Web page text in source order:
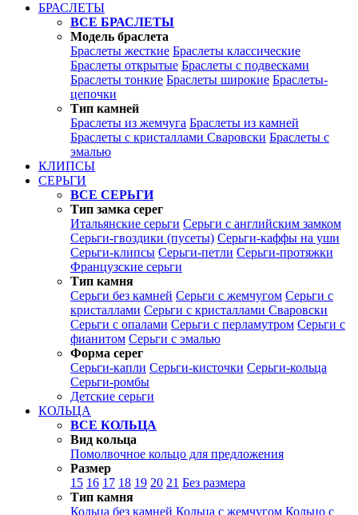
БРАСЛЕТЫ
ВСЕ БРАСЛЕТЫ
Модель браслета
Браслеты жесткие Браслеты классические
Браслеты открытые Браслеты с подвесками
Браслеты тонкие Браслеты широкие Браслеты-
цепочки
Тип камней
Браслеты из жемчуга Браслеты из камней
Браслеты с кристаллами Сваровски Браслеты с
эмалью
КЛИПСЫ
СЕРЬГИ
ВСЕ СЕРЬГИ
Тип замка серег
Итальянские серьги Серьги с английским замком
Серьги-гвоздики (пусеты) Серьги-каффы на уши
Серьги-клипсы Серьги-петли Серьги-протяжки
Французские серьги
Тип камня
Серьги без камней Серьги с жемчугом Серьги с
кристаллами Серьги с кристаллами Сваровски
Серьги с опалами Серьги с перламутром Серьги с
фианитом Серьги с эмалью
Форма серег
Серьги-капли Серьги-кисточки Серьги-кольца
Серьги-ромбы
Детские серьги
КОЛЬЦА
ВСЕ КОЛЬЦА
Вид кольца
Помолвочное кольцо для предложения
Размер
15 16 17 18 19 20 21 Без размера
Тип камня
Кольца без камней Кольца с жемчугом Кольцо с